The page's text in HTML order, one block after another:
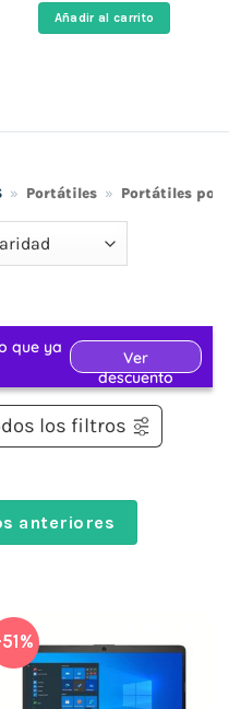
era:
630,00 €.
Añadir al carrito
» Portátiles » Portátiles por
los filtros
anteriores